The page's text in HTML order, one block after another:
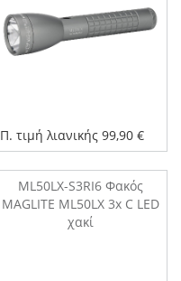
Π. τιμή λιανικής 99,90 €
ML50LX-S3RI6 Φακός
MAGLITE ML50LX 3x C LED
χακί